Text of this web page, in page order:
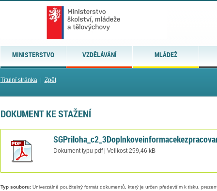
MINISTERSTVO VZDĚLÁVÁNÍ MLÁDEŽ
Titulní stránka| Zpět
DOKUMENT KE STAŽENÍ
Dokument typu pdf | Velikost 259,46 kB
Typ souboru:Univerzálně použitelný formát dokumentů, který je určen především k tisku,